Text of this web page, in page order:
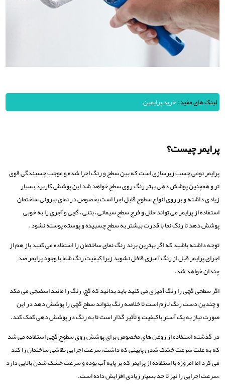
لینک های مفید: خرید پرایمین
پرایمر چیست؟
پرایمر نوعی چسب زیرسازی است که بین سطح و رنگ اجرا شده و موجب چسبندگی قوی
تر و همچنین پوشش دهی بهتر رنگ روی سطح خواهد شد این پوشش کاربرد بسیار
زیادی داشته و بر روی انواع سطوح قابل اجرا است بخصوص در نمای بیرونی ساختمان
استفاده از پرایمر می تواند خلل و فرج سطح سیمانی ، بتنی ، گچی و آجری را به خوبی
پوشش دهد تا رنگ نما با قدرت بیشتر به سطح چسبیده و پوسته پوسته نشود .
توجه داشته باشید که اگر بهترین برند رنگ نمای ساختمان را استفاده می کنید باز هم از
اجرای پرایمر قبل از رنگ آمیزی قافل نشوید زیرا کیفیت رنگ شما با وجود پرایمر صد
چندان خواهد شد.
اگر سطحی گچی را رنگ آمیزی می کنید باید بدانید که گچ، رنگ را مانند اسفنجی می مکد
و چندین دست رنگ لازم است تا خلاصه رنگ بتواند سطح گچی را پوشش دهد در این
صورت نیاز به یک آستر باکیفیت و تأثیر گذار است تا به رنگ در پوشش دهی کمک کند.
در گذشته استفاده از روغن های مخصوص برای پوشش روی سطوح گچی استفاده می شد
که به علت سرعت خشک شدن پایینی که داشت، سرعت اجرایی نقاشی ساختمان را کند
می کرد اما امروزه با استفاده از پرایمر که بر پایه آب بوده و سرعت خشک شدن بالایی دارد
،سرعت اجرایی را نیز تا حد بسیار زیادی افزایش داده است.